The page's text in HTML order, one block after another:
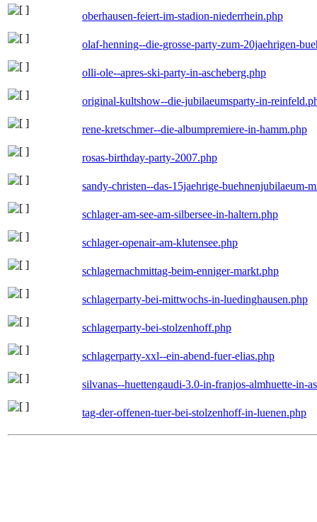
oberhausen-feiert-im-stadion-niederrhein.php
olaf-henning--die-grosse-party-zum-20jaehrigen-
olli-ole--apres-ski-party-in-ascheberg.php
original-kultshow--die-jubilaeumsparty-in-
rene-kretschmer--die-albumpremiere-in-hamm.php
rosas-birthday-party-2007.php
sandy-christen--das-15jaehrige-buehnenjubilaeum-
schlager-am-see-am-silbersee-in-haltern.php
schlager-openair-am-klutensee.php
schlagernachmittag-beim-enniger-markt.php
schlagerparty-bei-mittwochs-in-luedinghausen.php
schlagerparty-bei-stolzenhoff.php
schlagerparty-xxl--ein-abend-fuer-elias.php
silvanas--huettengaudi-3.0-in-franjos-almhuette-in-
tag-der-offenen-tuer-bei-stolzenhoff-in-luenen.php